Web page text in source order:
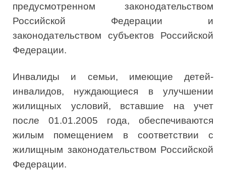
предусмотренном законодательством
Российской Федерации и
законодательством субъектов Российской
Федерации.
Инвалиды и семьи, имеющие детей-
инвалидов, нуждающиеся в улучшении
жилищных условий, вставшие на учет
после 01.01.2005 года, обеспечиваются
жилым помещением в соответствии с
жилищным законодательством Российской
Федерации.